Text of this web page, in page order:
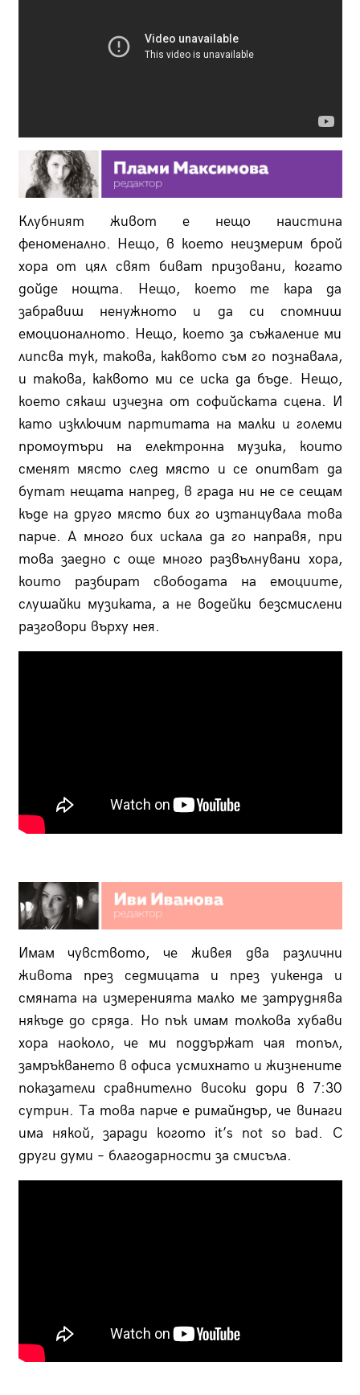
Клубният живот е нещо наистина
феноменално. Нещо, в което неизмерим брой
хора от цял свят биват призовани, когато
дойде нощта. Нещо, което те кара да
забравиш ненужното и да си спомниш
емоционалното. Нещо, което за съжаление ми
липсва тук, такова, каквото съм го познавала,
и такова, каквото ми се иска да бъде. Нещо,
което сякаш изчезна от софийската сцена. И
като изключим партитата на малки и големи
промоутъри на електронна музика, които
сменят място след място и се опитват да
бутат нещата напред, в града ни не се сещам
къде на друго място бих го изтанцувала това
парче. А много бих искала да го направя, при
това заедно с още много развълнувани хора,
които разбират свободата на емоциите,
слушайки музиката, а не водейки безсмислени
разговори върху нея.
Имам чувството, че живея два различни
живота през седмицата и през уикенда и
смяната на измеренията малко ме затруднява
някъде до сряда. Но пък имам толкова хубави
хора наоколо, че ми поддържат чая топъл,
замръкването в офиса усмихнато и жизнените
показатели сравнително високи дори в 7:30
сутрин. Та това парче е римайндър, че винаги
има някой, заради когото it’s not so bad. С
други думи – благодарности за смисъла.